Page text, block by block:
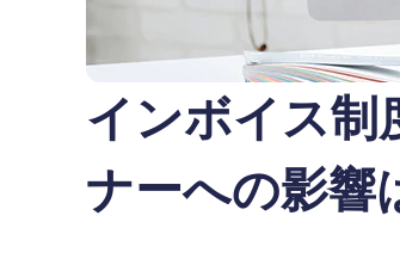
インボイス制
ナーへの影響